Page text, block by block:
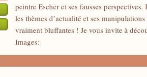
peintre Escher et ses fausses
les thèmes d’actualité et ses
vraiment bluffantes ! Je vous invite à
Images: